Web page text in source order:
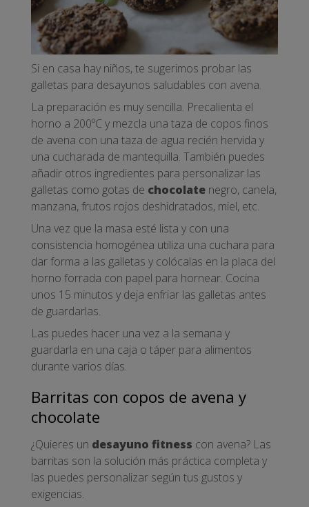
Si en casa hay niños, te sugerimos probar las
galletas para desayunos saludables con avena.
La preparación es muy sencilla. Precalienta el
horno a 200ºC y mezcla una taza de copos finos
de avena con una taza de agua recién hervida y
una cucharada de mantequilla. También puedes
añadir otros ingredientes para personalizar las
galletas como gotas de chocolate negro, canela,
manzana, frutos rojos deshidratados, miel, etc.
Una vez que la masa esté lista y con una
consistencia homogénea utiliza una cuchara para
dar forma a las galletas y colócalas en la placa del
horno forrada con papel para hornear. Cocina
unos 15 minutos y deja enfriar las galletas antes
de guardarlas.
Las puedes hacer una vez a la semana y
guardarla en una caja o táper para alimentos
durante varios días.
Barritas con copos de avena y
chocolate
¿Quieres un desayuno fitness con avena? Las
barritas son la solución más práctica completa y
las puedes personalizar según tus gustos y
exigencias.